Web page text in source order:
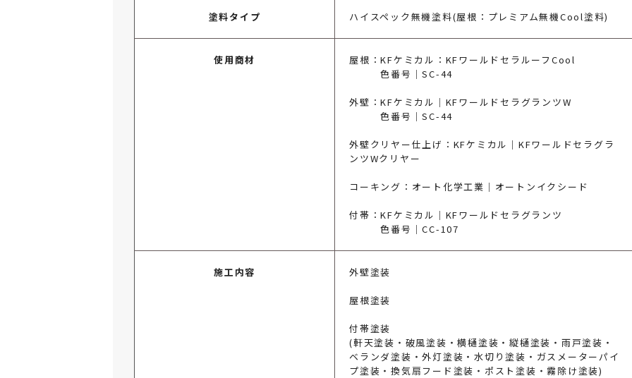
塗料タイプ ハイスペック無機塗料(屋根：プレミアム無機Cool塗料)
使用商材
屋根：KFケミカル：KFワールドセラルーフCool
色番号｜SC-44
外壁：KFケミカル｜KFワールドセラグランツW
色番号｜SC-44
外壁クリヤー仕上げ：KFケミカル｜KFワールドセラグラ
ンツWクリヤー
コーキング：オート化学工業｜オートンイクシード
付帯：KFケミカル｜KFワールドセラグランツ
色番号｜CC-107
施工内容 外壁塗装
屋根塗装
付帯塗装
(軒天塗装・破風塗装・横樋塗装・縦樋塗装・雨戸塗装・
ベランダ塗装・外灯塗装・水切り塗装・ガスメーターパイ
プ塗装・換気扇フード塗装・ポスト塗装・霧除け塗装)